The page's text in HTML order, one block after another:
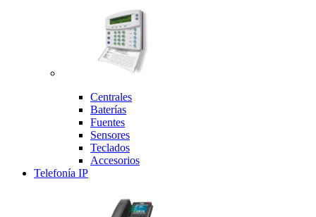
Centrales
Baterías
Fuentes
Sensores
Teclados
Accesorios
Telefonía IP